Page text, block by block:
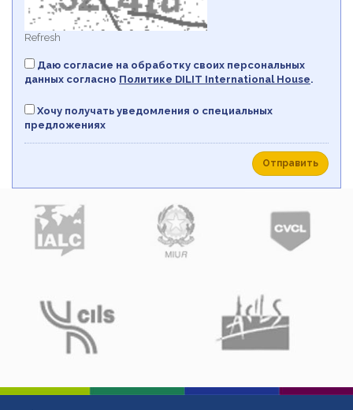
Refresh
Даю согласие на обработку своих персональных
данных согласно Политикe DILIT International House.
Хочу получать уведомления о специальных
предложениях
Отправить